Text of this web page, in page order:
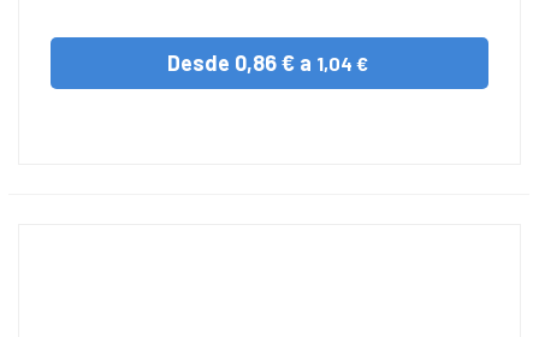
Desde 0,86 € a 1,04 €